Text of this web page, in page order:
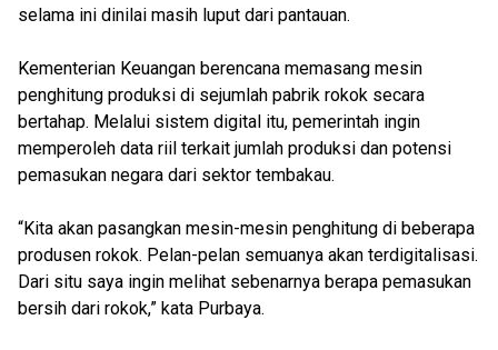
selama ini dinilai masih luput dari pantauan.
Kementerian Keuangan berencana memasang mesin
penghitung produksi di sejumlah pabrik rokok secara
bertahap. Melalui sistem digital itu, pemerintah ingin
memperoleh data riil terkait jumlah produksi dan potensi
pemasukan negara dari sektor tembakau.
“Kita akan pasangkan mesin-mesin penghitung di beberapa
produsen rokok. Pelan-pelan semuanya akan terdigitalisasi.
Dari situ saya ingin melihat sebenarnya berapa pemasukan
bersih dari rokok,” kata Purbaya.